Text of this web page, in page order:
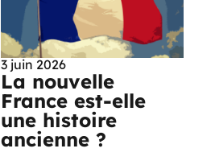
3 juin 2026
La nouvelle
France est-elle
une histoire
ancienne ?